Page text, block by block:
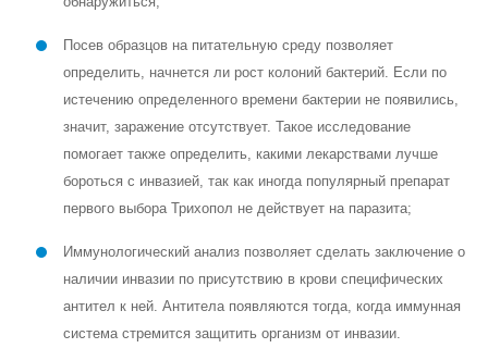
Посев образцов на питательную среду позволяет
определить, начнется ли рост колоний бактерий. Если по
истечению определенного времени бактерии не появились,
значит, заражение отсутствует. Такое исследование
помогает также определить, какими лекарствами лучше
бороться с инвазией, так как иногда популярный препарат
первого выбора Трихопол не действует на паразита;
Иммунологический анализ позволяет сделать заключение о
наличии инвазии по присутствию в крови специфических
антител к ней. Антитела появляются тогда, когда иммунная
система стремится защитить организм от инвазии.